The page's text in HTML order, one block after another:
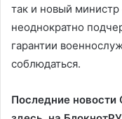
так и новый
неоднократно
гарантии
соблюдаться.
Последние новости